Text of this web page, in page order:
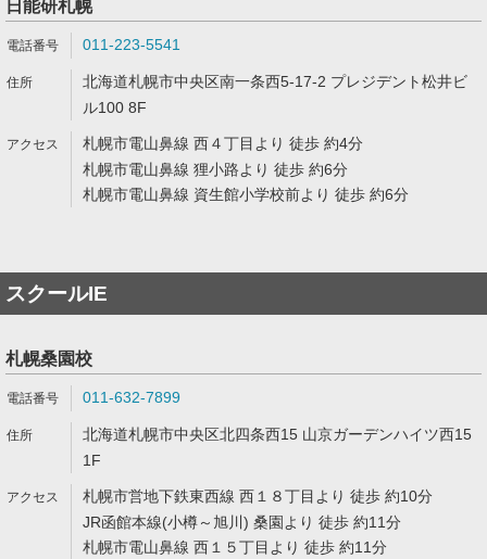
日能研札幌
011-223-5541
北海道札幌市中央区南一条西5-17-2 プレジデント松井ビ
ル100 8F
札幌市電山鼻線 西４丁目より 徒歩 約4分
札幌市電山鼻線 狸小路より 徒歩 約6分
札幌市電山鼻線 資生館小学校前より 徒歩 約6分
スクールIE
札幌桑園校
011-632-7899
北海道札幌市中央区北四条西15 山京ガーデンハイツ西15
1F
札幌市営地下鉄東西線 西１８丁目より 徒歩 約10分
JR函館本線(小樽～旭川) 桑園より 徒歩 約11分
札幌市電山鼻線 西１５丁目より 徒歩 約11分